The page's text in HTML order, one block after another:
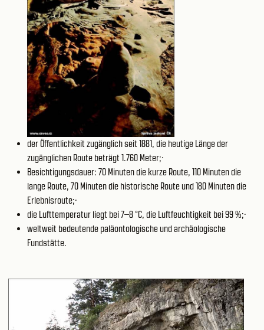
der Öffentlichkeit zugänglich seit 1881, die heutige Länge der
zugänglichen Route beträgt 1.760 Meter;·
Besichtigungsdauer: 70 Minuten die kurze Route, 110 Minuten die
lange Route, 70 Minuten die historische Route und 180 Minuten die
Erlebnisroute;·
die Lufttemperatur liegt bei 7–8 °C, die Luftfeuchtigkeit bei 99 %;·
weltweit bedeutende paläontologische und archäologische
Fundstätte.